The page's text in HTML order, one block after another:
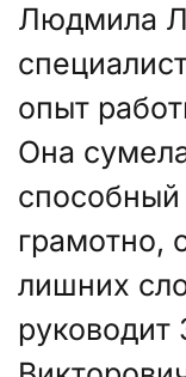
Людмила
опыт
Она
способный
грамотно,
лишних
руководит